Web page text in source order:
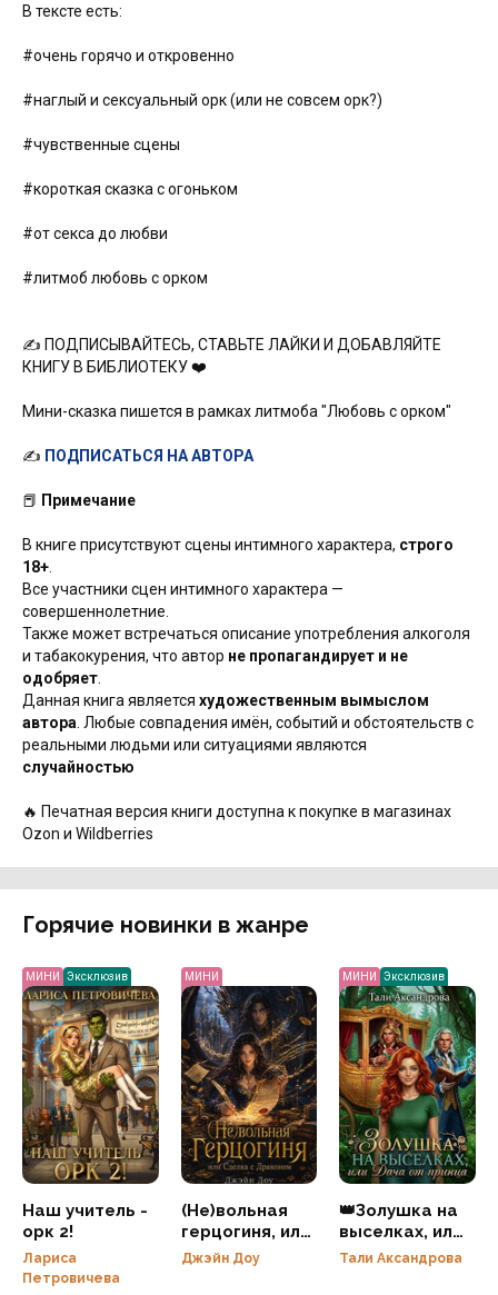
В тексте есть:
#очень горячо и откровенно
#наглый и сексуальный орк (или не совсем орк?)
#чувственные сцены
#короткая сказка с огоньком
#от секса до любви
#литмоб любовь с орком
✍️ ПОДПИСЫВАЙТЕСЬ, СТАВЬТЕ ЛАЙКИ И ДОБАВЛЯЙТЕ
КНИГУ В БИБЛИОТЕКУ ‍❤️‍
Мини-сказка пишется в рамках литмоба "Любовь с орком"
✍️ ПОДПИСАТЬСЯ НА АВТОРА
📕 Примечание
В книге присутствуют сцены интимного характера, строго
18+
Все участники сцен интимного характера —
совершеннолетние.
Также может встречаться описание употребления алкоголя
и табакокурения, что автор не пропагандирует и не
одобряет
Данная книга является художественным вымыслом
автора . Любые совпадения имён, событий и обстоятельств с
реальными людьми или ситуациями являются
случайностью
🔥 Печатная версия книги доступна к покупке в магазинах
Ozon и Wildberries
Горячие новинки в жанре
МИНИ Эксклюзив
Наш учитель -
орк 2!
Лариса
Петровичева
МИНИ
(Не)вольная
герцогиня, или
Сделка с
Джэйн Доу
МИНИ Эксклюзив
👑Золушка на
выселках, или
Дача от
Тали Аксандрова